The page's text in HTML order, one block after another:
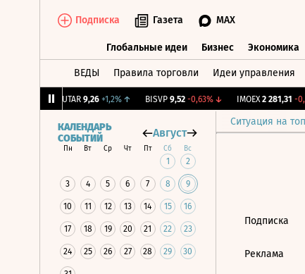
Подписка Газета MAX
Глобальные идеи Бизнес Экономика
ВЕДЫ Правила торговли Идеи управления
UTAR 9,26 +1,2%↑ BISVP 9,52 -0,63%↓ IMOEX 2 281,31 -
Ситуация на
КАЛЕНДАРЬ
СОБЫТИЙ
Август
Пн Вт Ср Чт Пт Сб Вс
1 2
3 4 5 6 7 8 9
10 11 12 13 14 15 16
17 18 19 20 21 22 23
24 25 26 27 28 29 30
Подписка
Реклама